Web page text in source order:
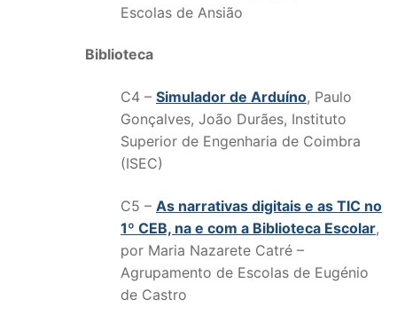
Escolas de Ansião
Biblioteca
C4 – Simulador de Arduíno, Paulo
Gonçalves, João Durães, Instituto
Superior de Engenharia de Coimbra
(ISEC)
C5 – As narrativas digitais e as TIC no
1º CEB, na e com a Biblioteca Escolar,
por Maria Nazarete Catré –
Agrupamento de Escolas de Eugénio
de Castro